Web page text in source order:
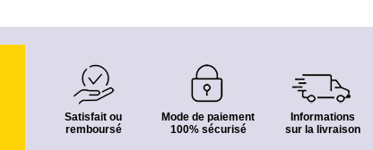
Satisfait ou
remboursé
Mode de paiement
100% sécurisé
Informations
sur la livraison